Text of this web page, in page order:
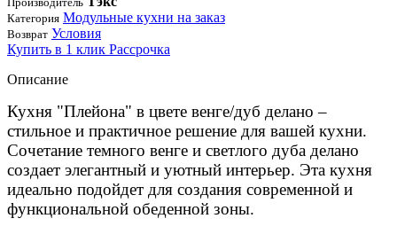
Категория Модульные кухни на заказ
Возврат Условия
Купить в 1 клик Рассрочка
Описание
Кухня "Плейона" в цвете венге/дуб делано –
стильное и практичное решение для вашей кухни.
Сочетание темного венге и светлого дуба делано
создает элегантный и уютный интерьер. Эта кухня
идеально подойдет для создания современной и
функциональной обеденной зоны.